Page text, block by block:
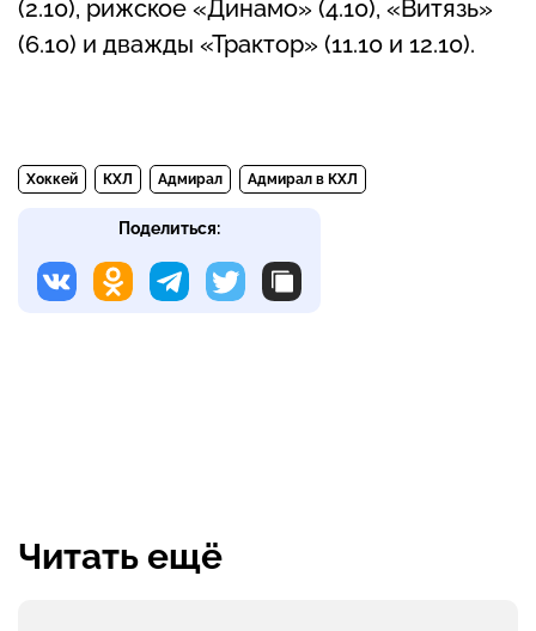
(2.10), рижское «Динамо» (4.10), «Витязь»
(6.10) и дважды «Трактор» (11.10 и 12.10).
Хоккей КХЛ Адмирал Адмирал в КХЛ
Поделиться:
Читать ещё